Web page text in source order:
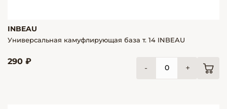
INBEAU
Универсальная камуфлирующая база т. 14 INBEAU
290 ₽
- +